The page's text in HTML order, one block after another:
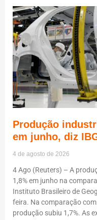
Produção
em junho, diz
4 de agosto de 2026
4 Ago (Reuters) – A
1,8% em junho na
Instituto Brasileiro de
feira. Na comparação
produção subiu 1,7%. As